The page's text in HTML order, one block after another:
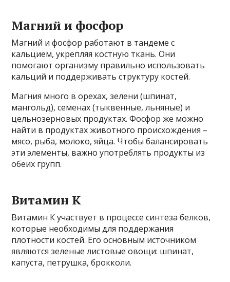
Магний и фосфор
Магний и фосфор работают в тандеме с
кальцием, укрепляя костную ткань. Они
помогают организму правильно использовать
кальций и поддерживать структуру костей.
Магния много в орехах, зелени (шпинат,
мангольд), семенах (тыквенные, льняные) и
цельнозерновых продуктах. Фосфор же можно
найти в продуктах животного происхождения –
мясо, рыба, молоко, яйца. Чтобы балансировать
эти элементы, важно употреблять продукты из
обеих групп.
Витамин К
Витамин К участвует в процессе синтеза белков,
которые необходимы для поддержания
плотности костей. Его основным источником
являются зеленые листовые овощи: шпинат,
капуста, петрушка, брокколи.